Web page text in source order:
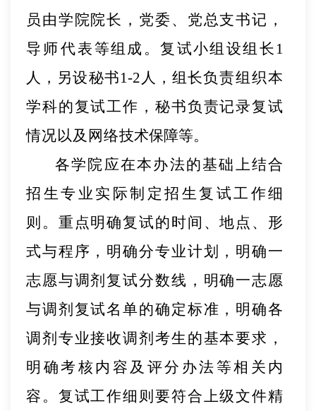
员由学院院长，党委、党总支书记，
导师代表等组成。复试小组设组长 1
人，另设秘书1-2人，组长负 责组织本
学科的复试工作，秘书负责记录复试
情况以及 网络技术保障等。
各学院应在本办法的基础上结合
招生专业实际制定招生复试工作细
则。重点明确复试的时间、地点、形
式与程序， 明确分专业计划 ， 明确一
志愿与调剂复试分数线 ，明确一志愿
与调剂复试名单的确定标准，明确各
调剂专业接收调剂考生的基本要求，
明确考核内容及评分办法等相关 内
容。复试工作细则要符合上级文件精